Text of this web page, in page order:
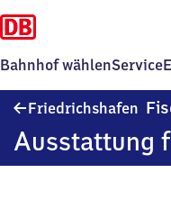
Bahnhof wählenService
Friedrichshafen
Ausstattung